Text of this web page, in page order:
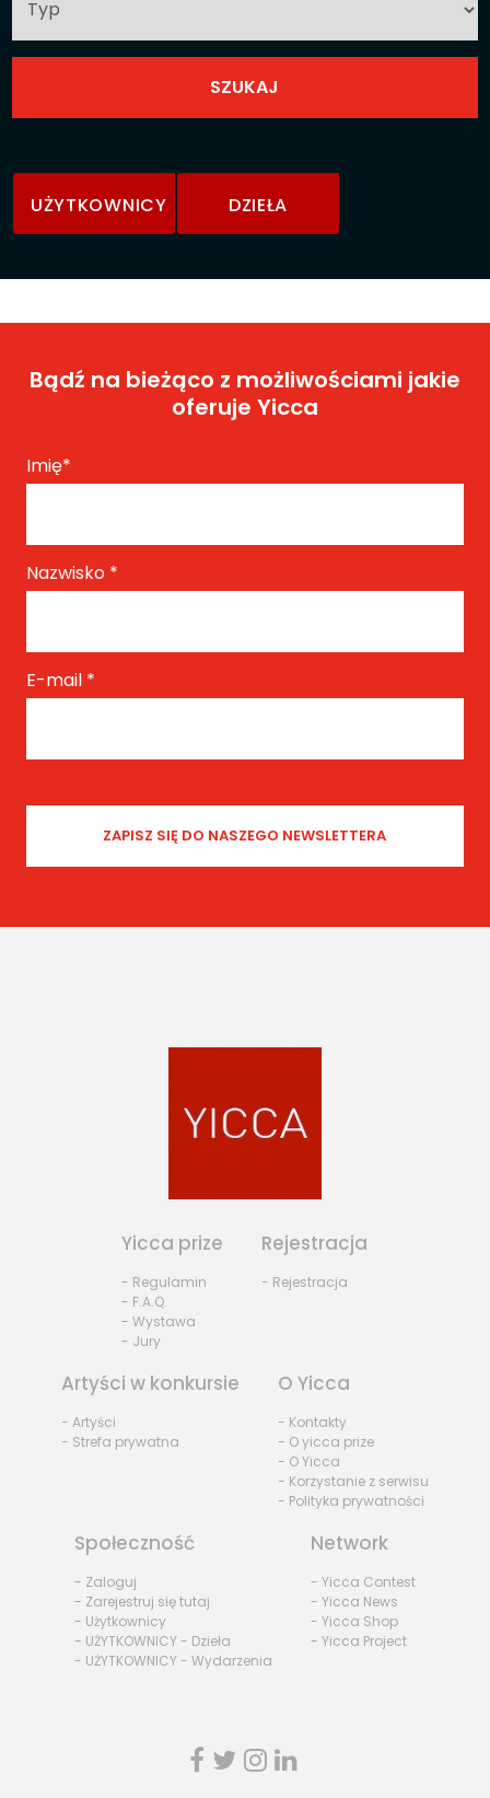
UŻYTKOWNICY DZIEŁA
Bądź na bieżąco z możliwościami jakie
oferuje Yicca
Imię*
Nazwisko *
E-mail *
Yicca prize
- Regulamin
- F.A.Q.
- Wystawa
- Jury
Rejestracja
- Rejestracja
Artyści w konkursie
- Artyści
- Strefa prywatna
O Yicca
- Kontakty
- O yicca prize
- O Yicca
- Korzystanie z serwisu
- Polityka prywatności
Społeczność
- Zaloguj
- Zarejestruj się tutaj
- Użytkownicy
- UŻYTKOWNICY - Dzieła
- UŻYTKOWNICY - Wydarzenia
Network
- Yicca Contest
- Yicca News
- Yicca Shop
- Yicca Project